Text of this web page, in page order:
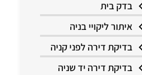
בדק בית
איתור ליקויי בניה
בדיקת דירה לפני קניה
בדיקת דירה יד שניה